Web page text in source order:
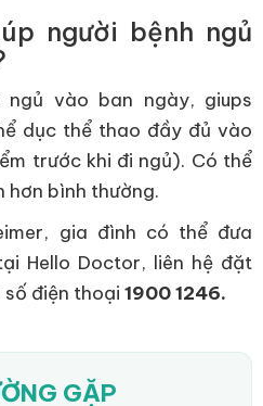
người bệnh ngủ
ngủ vào ban ngày, giups
dục thể thao đầy đủ vào
trước khi đi ngủ). Có thể
hơn bình thường.
gia đình có thể đưa
Hello Doctor, liên hệ đặt
điện thoại 1900 1246.
GẶP